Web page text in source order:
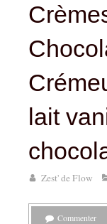
lait
Zest' de Flow
Commenter